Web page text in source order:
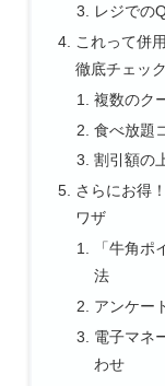
レジでの
これって併
徹底チェック
複数のク
食べ放題
割引額の
さらにお得
ワザ
「牛角
法
アンケー
電子マネ
わせ